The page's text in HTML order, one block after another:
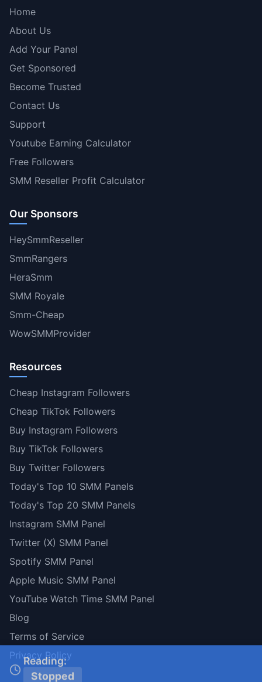
Home
About Us
Add Your Panel
Get Sponsored
Become Trusted
Contact Us
Support
Youtube Earning Calculator
Free Followers
SMM Reseller Profit Calculator
Our Sponsors
HeySmmReseller
SmmRangers
HeraSmm
SMM Royale
Smm-Cheap
WowSMMProvider
Resources
Cheap Instagram Followers
Cheap TikTok Followers
Buy Instagram Followers
Buy TikTok Followers
Buy Twitter Followers
Today's Top 10 SMM Panels
Today's Top 20 SMM Panels
Instagram SMM Panel
Twitter (X) SMM Panel
Spotify SMM Panel
Apple Music SMM Panel
YouTube Watch Time SMM Panel
Blog
Terms of Service
Privacy Policy